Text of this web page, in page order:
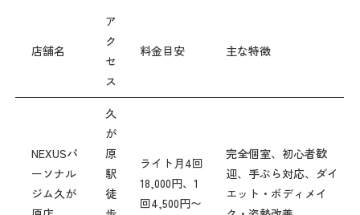
店舗名
ア
ク
セ
ス
料金目安 主な特徴
NEXUSパ
ーソナル
ジム久が
久
が
原
駅
徒
ライト月4回
18,000円、1
回4,500円〜
完全個室、初心者歓
迎、手ぶら対応、ダイ
エット・ボディメイ